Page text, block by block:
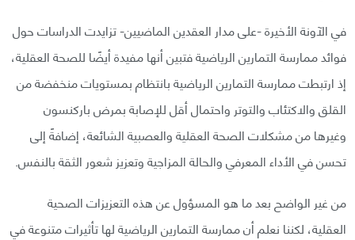
في الآونة الأخيرة -على مدار العقدين الماضيين- تزايدت الدراسات حول
فوائد ممارسة التمارين الرياضية فتبين أنها مفيدة أيضًا للصحة العقلية،
إذ ارتبطت ممارسة التمارين الرياضية بانتظام بمستويات منخفضة من
القلق والاكتئاب والتوتر واحتمال أقل للإصابة بمرض باركنسون
وغيرها من مشكلات الصحة العقلية والعصبية الشائعة، إضافةً إلى
تحسن في الأداء المعرفي والحالة المزاجية وتعزيز شعور الثقة بالنفس.
من غير الواضح بعد ما هو المسؤول عن هذه التعزيزات الصحية
العقلية، لكننا نعلم أن ممارسة التمارين الرياضية لها تأثيرات متنوعة في